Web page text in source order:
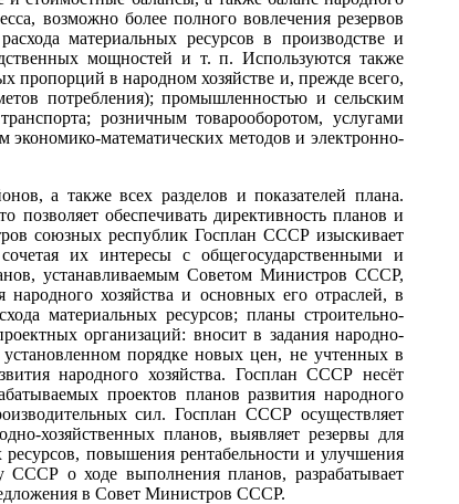
возможно более полного вовлечения резервов
материальных ресурсов в производстве и
мощностей и т. п. Используются также
пропорций в народном хозяйстве и, прежде всего,
потребления); промышленностью и сельским
розничным товарооборотом, услугами
математических методов и электронно-
а также всех разделов и показателей плана.
обеспечивать директивность планов и
союзных республик Госплан СССР изыскивает
их интересы с общегосударственными и
устанавливаемым Советом Министров СССР,
хозяйства и основных его отраслей, в
материальных ресурсов; планы строительно-
организаций: вносит в задания народно-
порядке новых цен, не учтенных в
народного хозяйства. Госплан СССР несёт
проектов планов развития народного
сил. Госплан СССР осуществляет
хозяйственных планов, выявляет резервы для
повышения рентабельности и улучшения
СССР о ходе выполнения планов, разрабатывает
в Совет Министров СССР.